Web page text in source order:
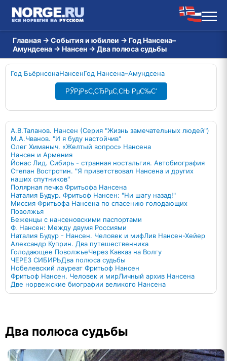
Главная → События и юбилеи → Год Нансена–
Амундсена → Нансен → Два полюса судьбы
Год БьёрнсонаНансенГод Нансена–Амундсена
РЎРјРѕС‚СЂРµС‚СЊ РµС‰С‘
А.В.Таланов. Нансен (Серия "Жизнь замечательных людей")
М.А.Чванов. "И я буду настойчив"
Олег Химаныч. «Желтый вопрос» Нансена
Нансен и Армения
Йонас Лид. Сибирь - странная ностальгия. Автобиография
Степан Востротин. "Я приветствовал Нансена и других
наших спутников"
Полярная печка Фритьофа Нансена
Наталия Будур. Фритьоф Нансен: "Ни шагу назад!"
Миссия Фритьофа Нансена по спасению голодающих
Поволжья
Беженцы с нансеновскими паспортами
Ф. Нансен: Между двумя Россиями
Наталия Будур - Нансен. Человек и мифЛив Нансен-Хейер
Александр Куприн. Два путешественника
Голодающее ПоволжьеЧерез Кавказ на Волгу
ЧЕРЕЗ СИБИРЬДва полюса судьбы
Нобелевский лауреат Фритьоф Нансен
Фритьоф Нансен. Человек и мирЛичный архив Нансена
Две норвежские биографии великого Нансена
Два полюса судьбы